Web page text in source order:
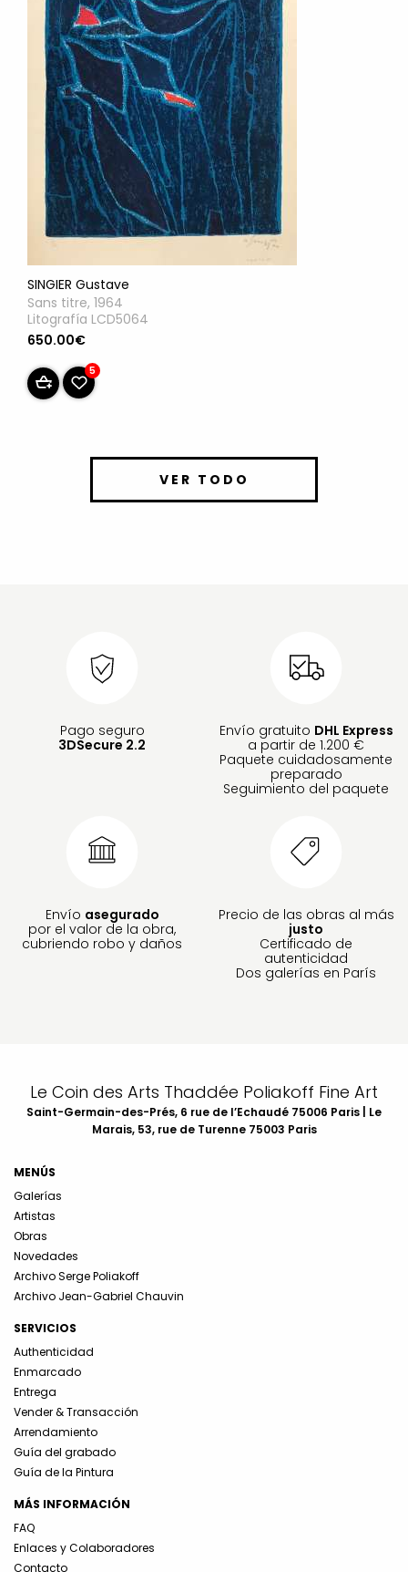
SINGIER Gustave
Sans titre, 1964
Litografía LCD5064
650.00€
5
VER TODO
Pago seguro
3DSecure 2.2
Envío gratuito DHL Express
a partir de 1.200 €
Paquete cuidadosamente
preparado
Seguimiento del paquete
Envío asegurado
por el valor de la obra,
cubriendo robo y daños
Precio de las obras al más
justo
Certificado de
autenticidad
Dos galerías en París
Le Coin des Arts Thaddée Poliakoff Fine Art
Saint-Germain-des-Prés, 6 rue de l’Echaudé 75006 Paris | Le
Marais, 53, rue de Turenne 75003 Paris
MENÚS
Galerías
Artistas
Obras
Novedades
Archivo Serge Poliakoff
Archivo Jean-Gabriel Chauvin
SERVICIOS
Authenticidad
Enmarcado
Entrega
Vender & Transacción
Arrendamiento
Guía del grabado
Guía de la Pintura
MÁS INFORMACIÓN
FAQ
Enlaces y Colaboradores
Contacto